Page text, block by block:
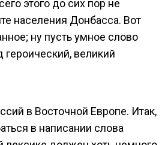
этого до сих пор не
населения Донбасса. Вот
ну пусть умное слово
великий
в Восточной Европе. Итак,
в написании слова